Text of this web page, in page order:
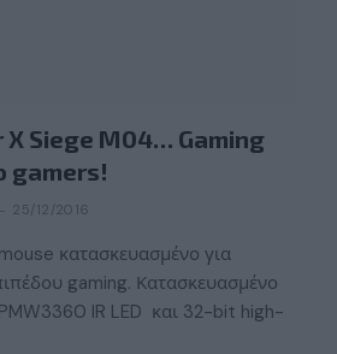
X Siege M04… Gaming
gamers!
25/12/2016
mouse κατασκευασμένο για
gaming. Κατασκευασμένο
IR LED και 32-bit high-